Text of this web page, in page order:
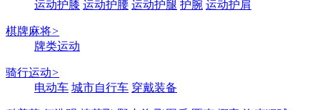
运动护膝 运动护腰 运动护腿 护腕 运动护肩
棋牌麻将>
牌类运动
骑行运动>
电动车 城市自行车 穿戴装备